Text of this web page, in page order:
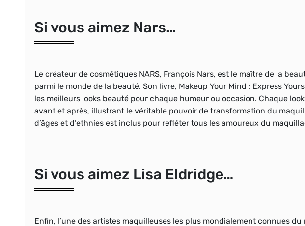
Si vous aimez Nars…
Le créateur de cosmétiques NARS, François Nars, est le maître de la
parmi le monde de la beauté. Son livre, Makeup Your Mind : Express
les meilleurs looks beauté pour chaque humeur ou occasion. Chaque
avant et après, illustrant le véritable pouvoir de transformation du
d’âges et d’ethnies est inclus pour refléter tous les amoureux du
Si vous aimez Lisa Eldridge…
Enfin, l’une des artistes maquilleuses les plus mondialement connues